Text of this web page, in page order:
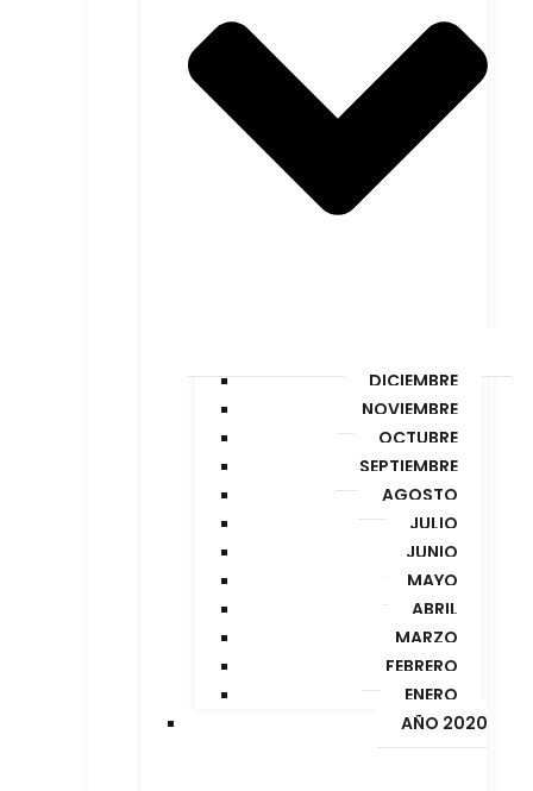
DICIEMBRE
NOVIEMBRE
OCTUBRE
SEPTIEMBRE
AGOSTO
JULIO
JUNIO
MAYO
ABRIL
MARZO
FEBRERO
ENERO
AÑO 2020